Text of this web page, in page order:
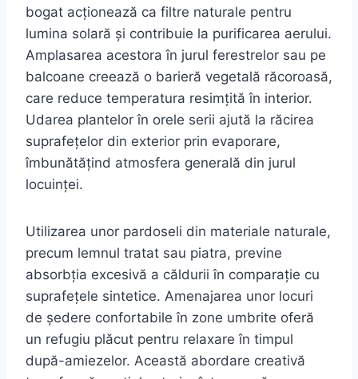
bogat acționează ca filtre naturale pentru
lumina solară și contribuie la purificarea aerului.
Amplasarea acestora în jurul ferestrelor sau pe
balcoane creează o barieră vegetală răcoroasă,
care reduce temperatura resimțită în interior.
Udarea plantelor în orele serii ajută la răcirea
suprafețelor din exterior prin evaporare,
îmbunătățind atmosfera generală din jurul
locuinței.
Utilizarea unor pardoseli din materiale naturale,
precum lemnul tratat sau piatra, previne
absorbția excesivă a căldurii în comparație cu
suprafețele sintetice. Amenajarea unor locuri
de ședere confortabile în zone umbrite oferă
un refugiu plăcut pentru relaxare în timpul
după-amiezelor. Această abordare creativă